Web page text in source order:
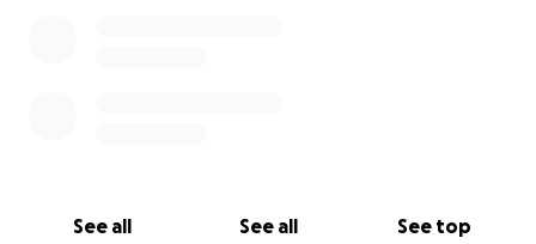
See all See all See top